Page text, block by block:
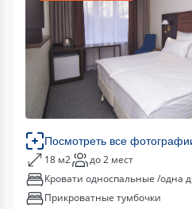
Посмотреть все
18 м2
до 2 мест
Кровати односпальные /одна
Прикроватные тумбочки